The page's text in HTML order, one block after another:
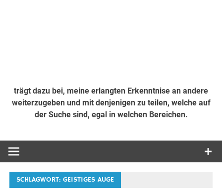
trägt dazu bei, meine erlangten Erkenntnise an andere
weiterzugeben und mit denjenigen zu teilen, welche auf
der Suche sind, egal in welchen Bereichen.
SCHLAGWORT:GEISTIGES AUGE